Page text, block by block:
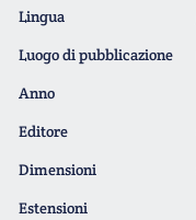
Lingua
Luogo di pubblicazione
Anno
Editore
Dimensioni
Estensioni